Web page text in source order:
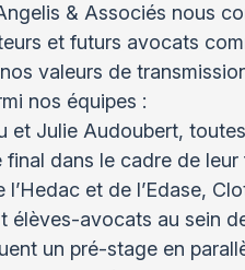
& Associés nous
et futurs avocats
valeurs de
nos équipes :
et Julie Audoubert,
final dans le cadre de
l’Hedac et de l’Edase,
élèves-avocats au sein
un pré-stage en